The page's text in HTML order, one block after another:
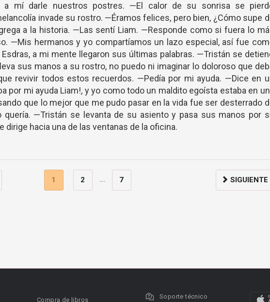
a mí darle nuestros postres. —El calor de su sonrisa se
invade su rostro. —Éramos felices, pero bien, ¿Cómo supe
a la historia. —Las sentí Liam. —Responde como si fuera lo
—Mis hermanos y yo compartíamos un lazo especial, así fue
a mi mente llegaron sus últimas palabras. —Tristán se
sus manos a su rostro, no puedo ni imaginar lo doloroso que
revivir todos estos recuerdos. —Pedía por mi ayuda. —Dice en
por mi ayuda Liam!, y yo como todo un maldito egoísta estaba en
que lo mejor que me pudo pasar en la vida fue ser desterrado
quería. —Tristán se levanta de su asiento y pasa sus manos por
dirige hacia una de las ventanas de la oficina.
1 2 ... 7 SIGUIENTE
Compra de libros Soporte técnico